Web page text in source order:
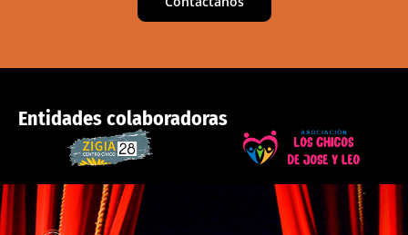
Entidades colaboradoras